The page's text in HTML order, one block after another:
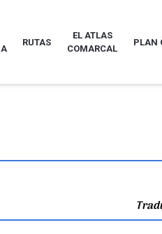
RUTAS
EL ATLAS
COMARCAL
PLAN